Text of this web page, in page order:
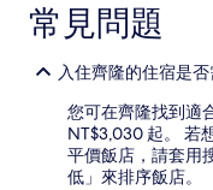
常見問題
入住齊隆的住宿是
您可在齊隆找到適
NT$3,030 起。 若
平價飯店，請套用
低」來排序飯店。